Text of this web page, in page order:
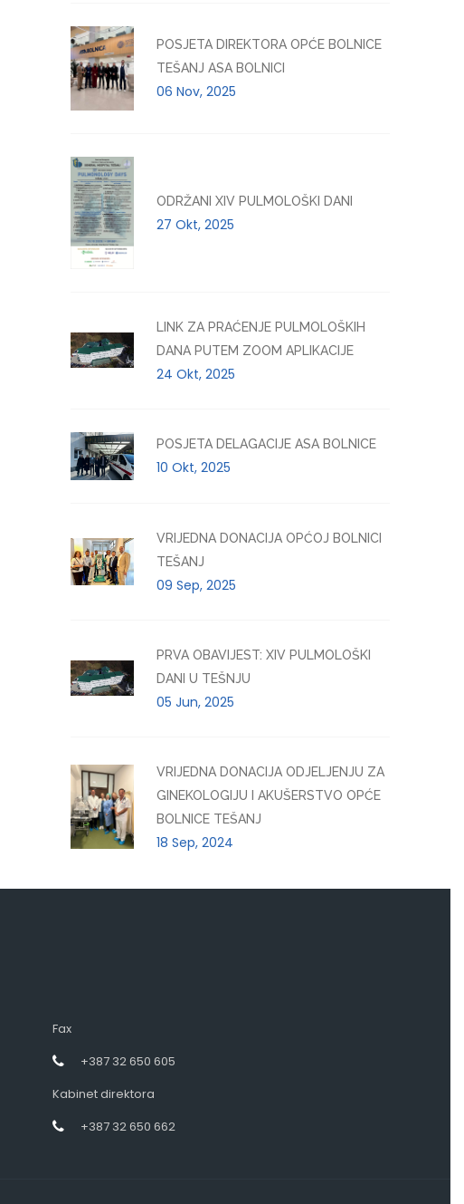
POSJETA DIREKTORA OPĆE BOLNICE
TEŠANJ ASA BOLNICI
06 Nov, 2025
ODRŽANI XIV PULMOLOŠKI DANI
27 Okt, 2025
LINK ZA PRAĆENJE PULMOLOŠKIH
DANA PUTEM ZOOM APLIKACIJE
24 Okt, 2025
POSJETA DELAGACIJE ASA BOLNICE
10 Okt, 2025
VRIJEDNA DONACIJA OPĆOJ BOLNICI
TEŠANJ
09 Sep, 2025
PRVA OBAVIJEST: XIV PULMOLOŠKI
DANI U TEŠNJU
05 Jun, 2025
VRIJEDNA DONACIJA ODJELJENJU ZA
GINEKOLOGIJU I AKUŠERSTVO OPĆE
BOLNICE TEŠANJ
18 Sep, 2024
Fax
+387 32 650 605
Kabinet direktora
+387 32 650 662